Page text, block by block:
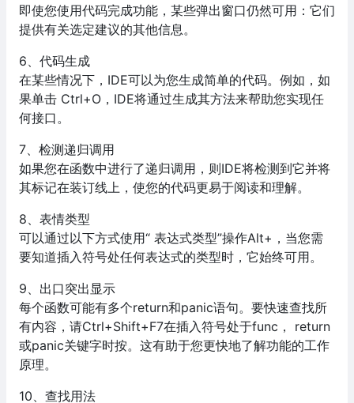
即使您使用代码完成功能，某些弹出窗口仍然可用：它们
提供有关选定建议的其他信息。
6、代码生成
在某些情况下，IDE可以为您生成简单的代码。例如，如
果单击 Ctrl+O，IDE将通过生成其方法来帮助您实现任
何接口。
7、检测递归调用
如果您在函数中进行了递归调用，则IDE将检测到它并将
其标记在装订线上，使您的代码更易于阅读和理解。
8、表情类型
可以通过以下方式使用“ 表达式类型”操作Alt+，当您需
要知道插入符号处任何表达式的类型时，它始终可用。
9、出口突出显示
每个函数可能有多个return和panic语句。要快速查找所
有内容，请Ctrl+Shift+F7在插入符号处于func， return
或panic关键字时按。这有助于您更快地了解功能的工作
原理。
10、查找用法